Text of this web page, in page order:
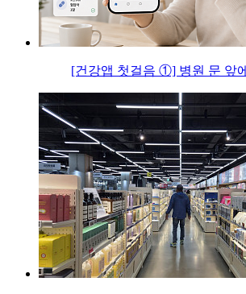
[건강앱 첫걸음 ①] 병원 문 앞